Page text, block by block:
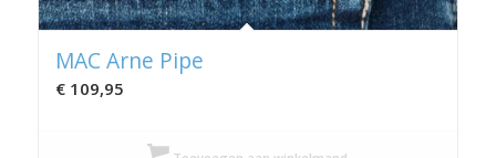
MAC Arne Pipe
€109,95